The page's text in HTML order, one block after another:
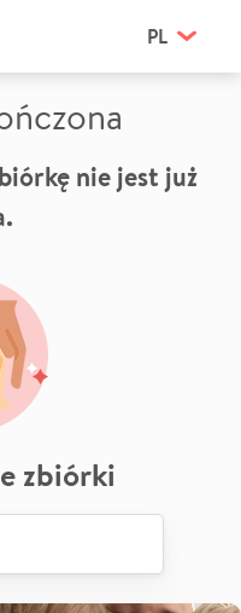
PL
nie jest już
zbiórki